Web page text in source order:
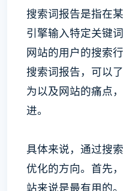
搜索词报告是指在
引擎输入特定关键
网站的用户的搜索
搜索词报告，可以
为以及网站的痛点
进。
具体来说，通过搜
优化的方向。首先
站来说是最有用的